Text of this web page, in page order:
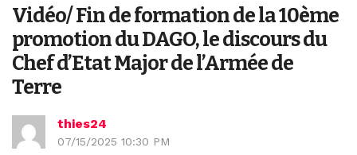
Vidéo/ Fin de formation de la 10ème
promotion du DAGO, le discours du
Chef d’Etat Major de l’Armée de
Terre
thies24
07/15/2025 10:30 PM